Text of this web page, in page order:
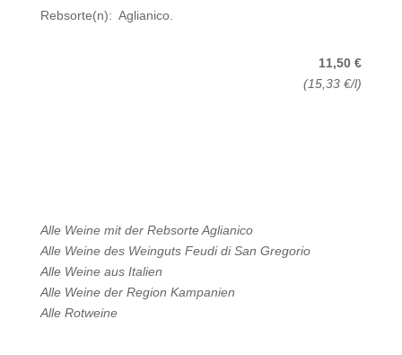
Rebsorte(n): Aglianico.
11,50 €
(15,33 €/l)
Alle Weine mit der RebsorteAglianico
Alle Weine des Weinguts Feudi di San Gregorio
Alle Weine aus Italien
Alle Weine der Region Kampanien
Alle Rotweine